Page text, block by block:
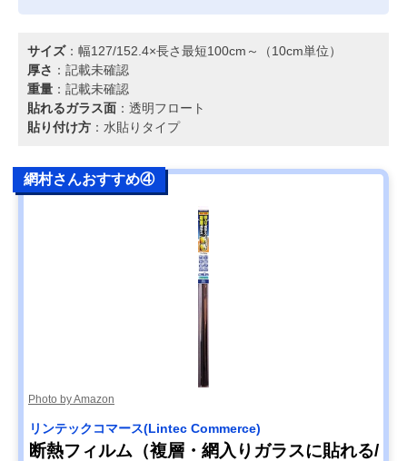
サイズ：幅127/152.4×長さ最短100cm～（10cm単位）
厚さ ：記載未確認
重量 ：記載未確認
貼れるガラス面 ：透明フロート
貼り付け方 ：水貼りタイプ
網村さんおすすめ④
Photo by Amazon
リンテックコマース(Lintec Commerce)
断熱フィルム（複層・網入りガラスに貼れる/